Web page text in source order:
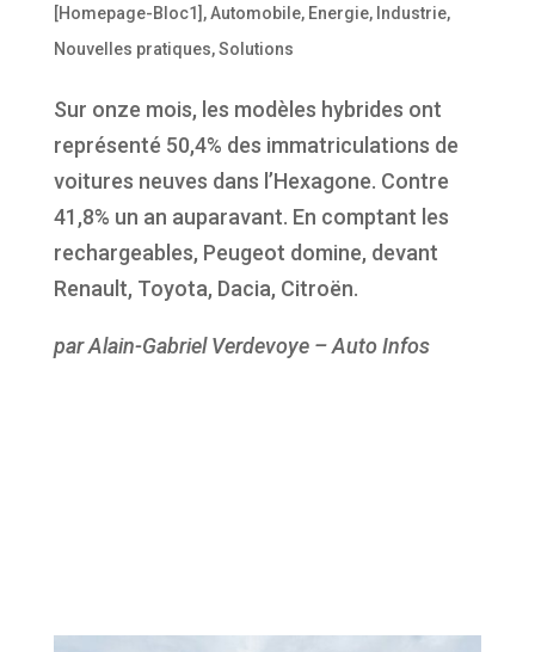
[Homepage-Bloc1] ,Automobile, Energie, Industrie,
Nouvelles pratiques,Solutions
Sur onze mois, les modèles hybrides ont
représenté 50,4% des immatriculations de
voitures neuves dans l’Hexagone. Contre
41,8% un an auparavant. En comptant les
rechargeables, Peugeot domine, devant
Renault, Toyota, Dacia, Citroën.
par Alain-Gabriel Verdevoye – Auto Infos